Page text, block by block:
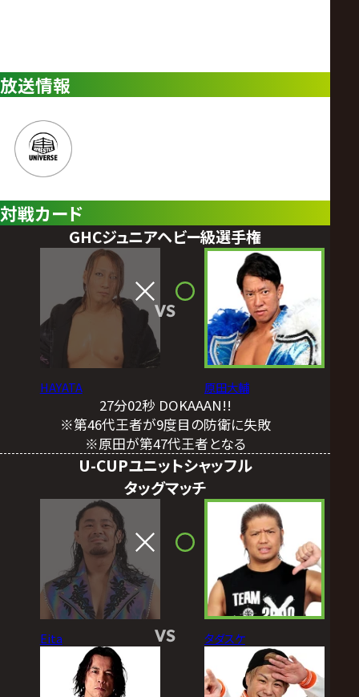
放送情報
対戦カード
GHCジュニアヘビー級選手権
HAYATA
VS
原田大輔
27分02秒 DOKAAAN!!
※第46代王者が9度目の防衛に失敗
※原田が第47代王者となる
U-CUPユニットシャッフル
タッグマッチ
Eita VS タダスケ